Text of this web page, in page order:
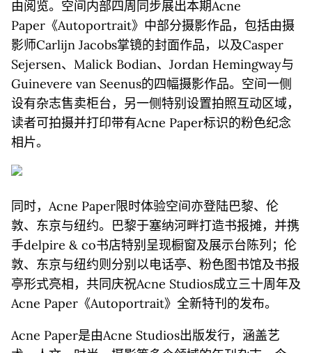
由阅览。空间内部四周同步展出本期Acne
Paper《Autoportrait》中部分摄影作品，包括由摄
影师Carlijn Jacobs掌镜的封面作品，以及Casper
Sejersen、Malick Bodian、Jordan Hemingway与
Guinevere van Seenus的四幅摄影作品。空间一侧
设有杂志售卖柜台，另一侧特别设置拍照互动区域，
读者可拍摄并打印带有Acne Paper标识的粉色纪念
相片。
同时，Acne Paper限时体验空间亦登陆巴黎、伦
敦、东京与纽约。巴黎于塞纳河畔打造书报摊，并携
手delpire & co书店特别呈现橱窗及展示台陈列；伦
敦、东京与纽约则分别以电话亭、粉色图书馆及书报
亭形式亮相，共同庆祝Acne Studios成立三十周年及
Acne Paper《Autoportrait》全新特刊的发布。
Acne Paper是由Acne Studios出版发行，涵盖艺